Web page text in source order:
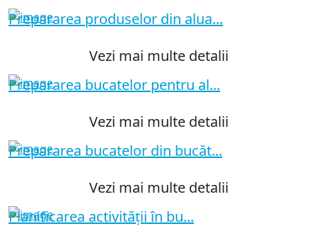
Prepararea produselor din alua...
Vezi mai multe detalii
Prepararea bucatelor pentru al...
Vezi mai multe detalii
Prepararea bucatelor din bucăt...
Vezi mai multe detalii
Planificarea activității în bu...